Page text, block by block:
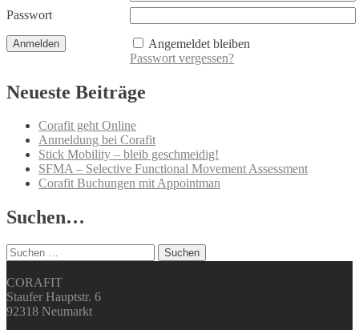
Passwort
Angemeldet bleiben
Passwort vergessen?
Neueste Beiträge
Corafit geht Online
Anmeldung bei Corafit
Stick Mobility – bleib geschmeidig!
SFMA – Selective Functional Movement Assessment
Corafit Buchungen mit Appointman
Suchen…
Suchen
nach:
CORAFIT
Staufer Hauptstr. 6
92318 Neumarkt